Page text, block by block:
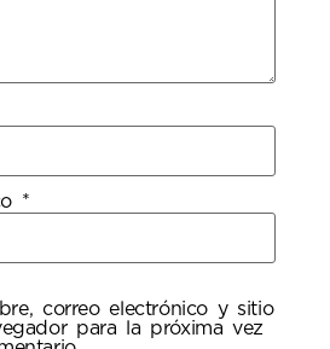
*
correo electrónico y sitio
para la próxima vez